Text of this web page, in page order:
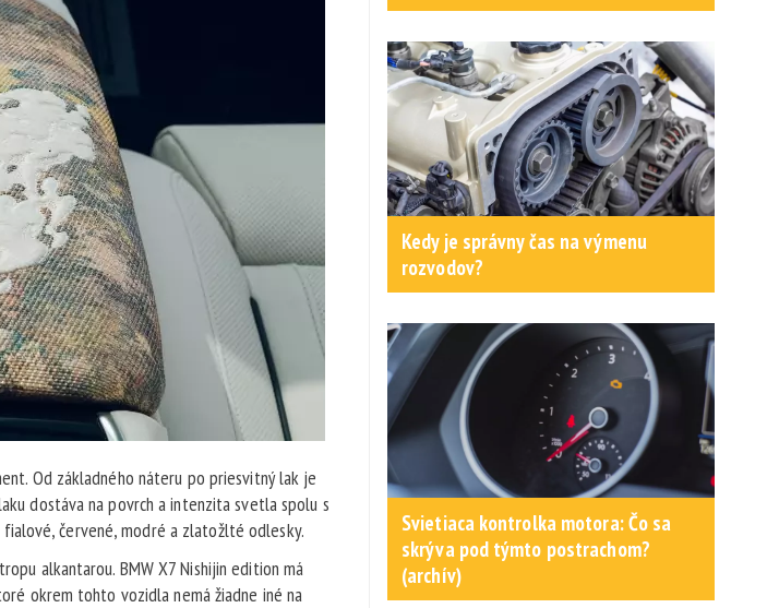
Od základného náteru po priesvitný lak je
dostáva na povrch a intenzita svetla spolu s
červené, modré a zlatožlté odlesky.
alkantarou. BMW X7 Nishijin edition má
okrem tohto vozidla nemá žiadne iné na
Kedy je správny čas na výmenu
rozvodov?
Svietiaca kontrolka motora: Čo sa
skrýva pod týmto postrachom?
(archív)